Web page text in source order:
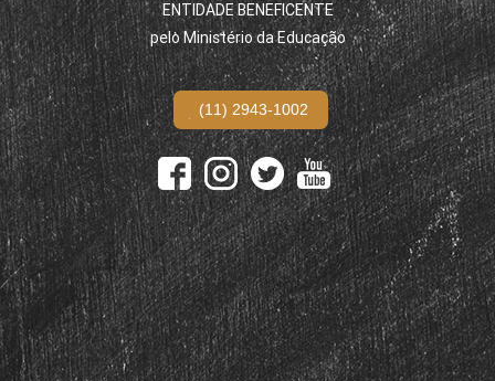
ENTIDADE BENEFICENTE
pelo Ministério da Educação
(11) 2943-1002